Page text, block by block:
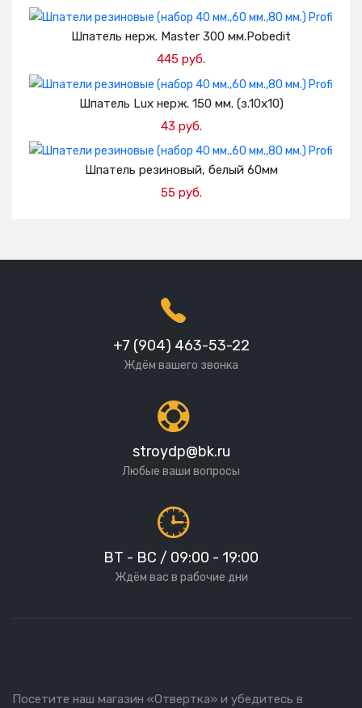
Добавить в корзину
Шпатель нерж. Master 300 мм.Pobedit
445 руб.
Добавить в корзину
Шпатель Lux нерж. 150 мм. (з.10х10)
43 руб.
Добавить в корзину
Шпатель резиновый, белый 60мм
55 руб.
+7 (904) 463-53-22
Ждём вашего звонка
stroydp@bk.ru
Любые ваши вопросы
ВТ - ВС / 09:00 - 19:00
Ждём вас в рабочие дни
Посетите наш магазин «Отвертка» и убедитесь в